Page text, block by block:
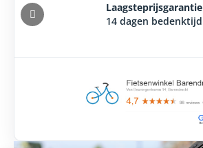
Laagsteprijsgarantie
14 dagen bedenktijd